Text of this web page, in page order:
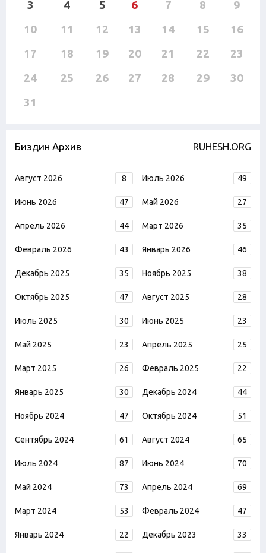
3
4 5 6 7 8
9
10
11 12 13 14 15
16
17
18 19 20 21 22
23
24
25 26 27 28 29
30
31
Биздин Архив RUHESH.ORG
Август 2026 8 Июль 2026 49
Июнь 2026 47 Май 2026 27
Апрель 2026 44 Март 2026 35
Февраль 2026 43 Январь 2026 46
Декабрь 2025 35 Ноябрь 2025 38
Октябрь 2025 47 Август 2025 28
Июль 2025 30 Июнь 2025 23
Май 2025 23 Апрель 2025 25
Март 2025 26 Февраль 2025 22
Январь 2025 30 Декабрь 2024 44
Ноябрь 2024 47 Октябрь 2024 51
Сентябрь 2024 61 Август 2024 65
Июль 2024 87 Июнь 2024 70
Май 2024 73 Апрель 2024 69
Март 2024 53 Февраль 2024 47
Январь 2024 22 Декабрь 2023 33